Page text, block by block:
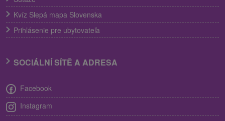
Kvíz Slepá mapa Slovenska
Prihlásenie pre ubytovateľa
SOCIÁLNÍ SÍTĚ A ADRESA
Facebook
Instagram